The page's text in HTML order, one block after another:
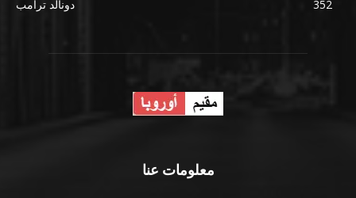
دونالد ترامب
352
معلومات عنا